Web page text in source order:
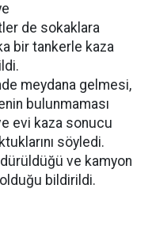
de sokaklara
bir tankerle kaza
meydana gelmesi,
bulunmaması
evi kaza sonucu
söyledi.
ve kamyon
bildirildi.